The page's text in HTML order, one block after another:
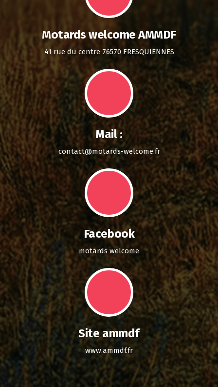
Motards welcome AMMDF
41 rue du centre 76570 FRESQUIENNES
Mail :
contact@motards-welcome.fr
Facebook
motards welcome
Site ammdf
www.ammdf.fr